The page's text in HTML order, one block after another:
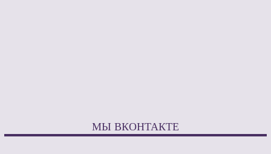
МЫ ВКОНТАКТЕ